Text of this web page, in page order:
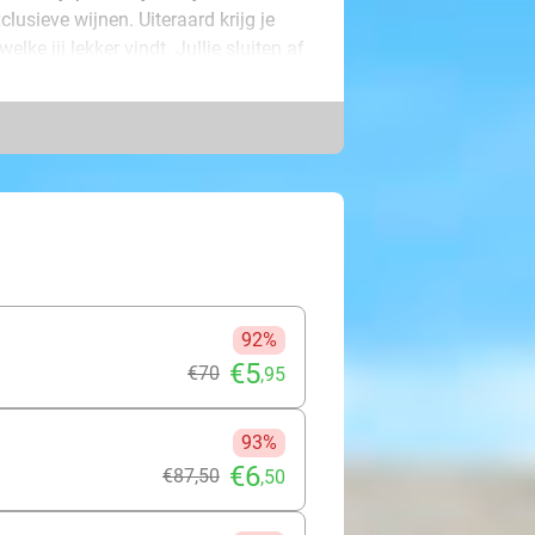
wijnen. Uiteraard krijg je
jij lekker vindt. Jullie sluiten af
gegeven, dus niemand hoeft
92%
€70 €5,95
93%
€87,50 €6,50